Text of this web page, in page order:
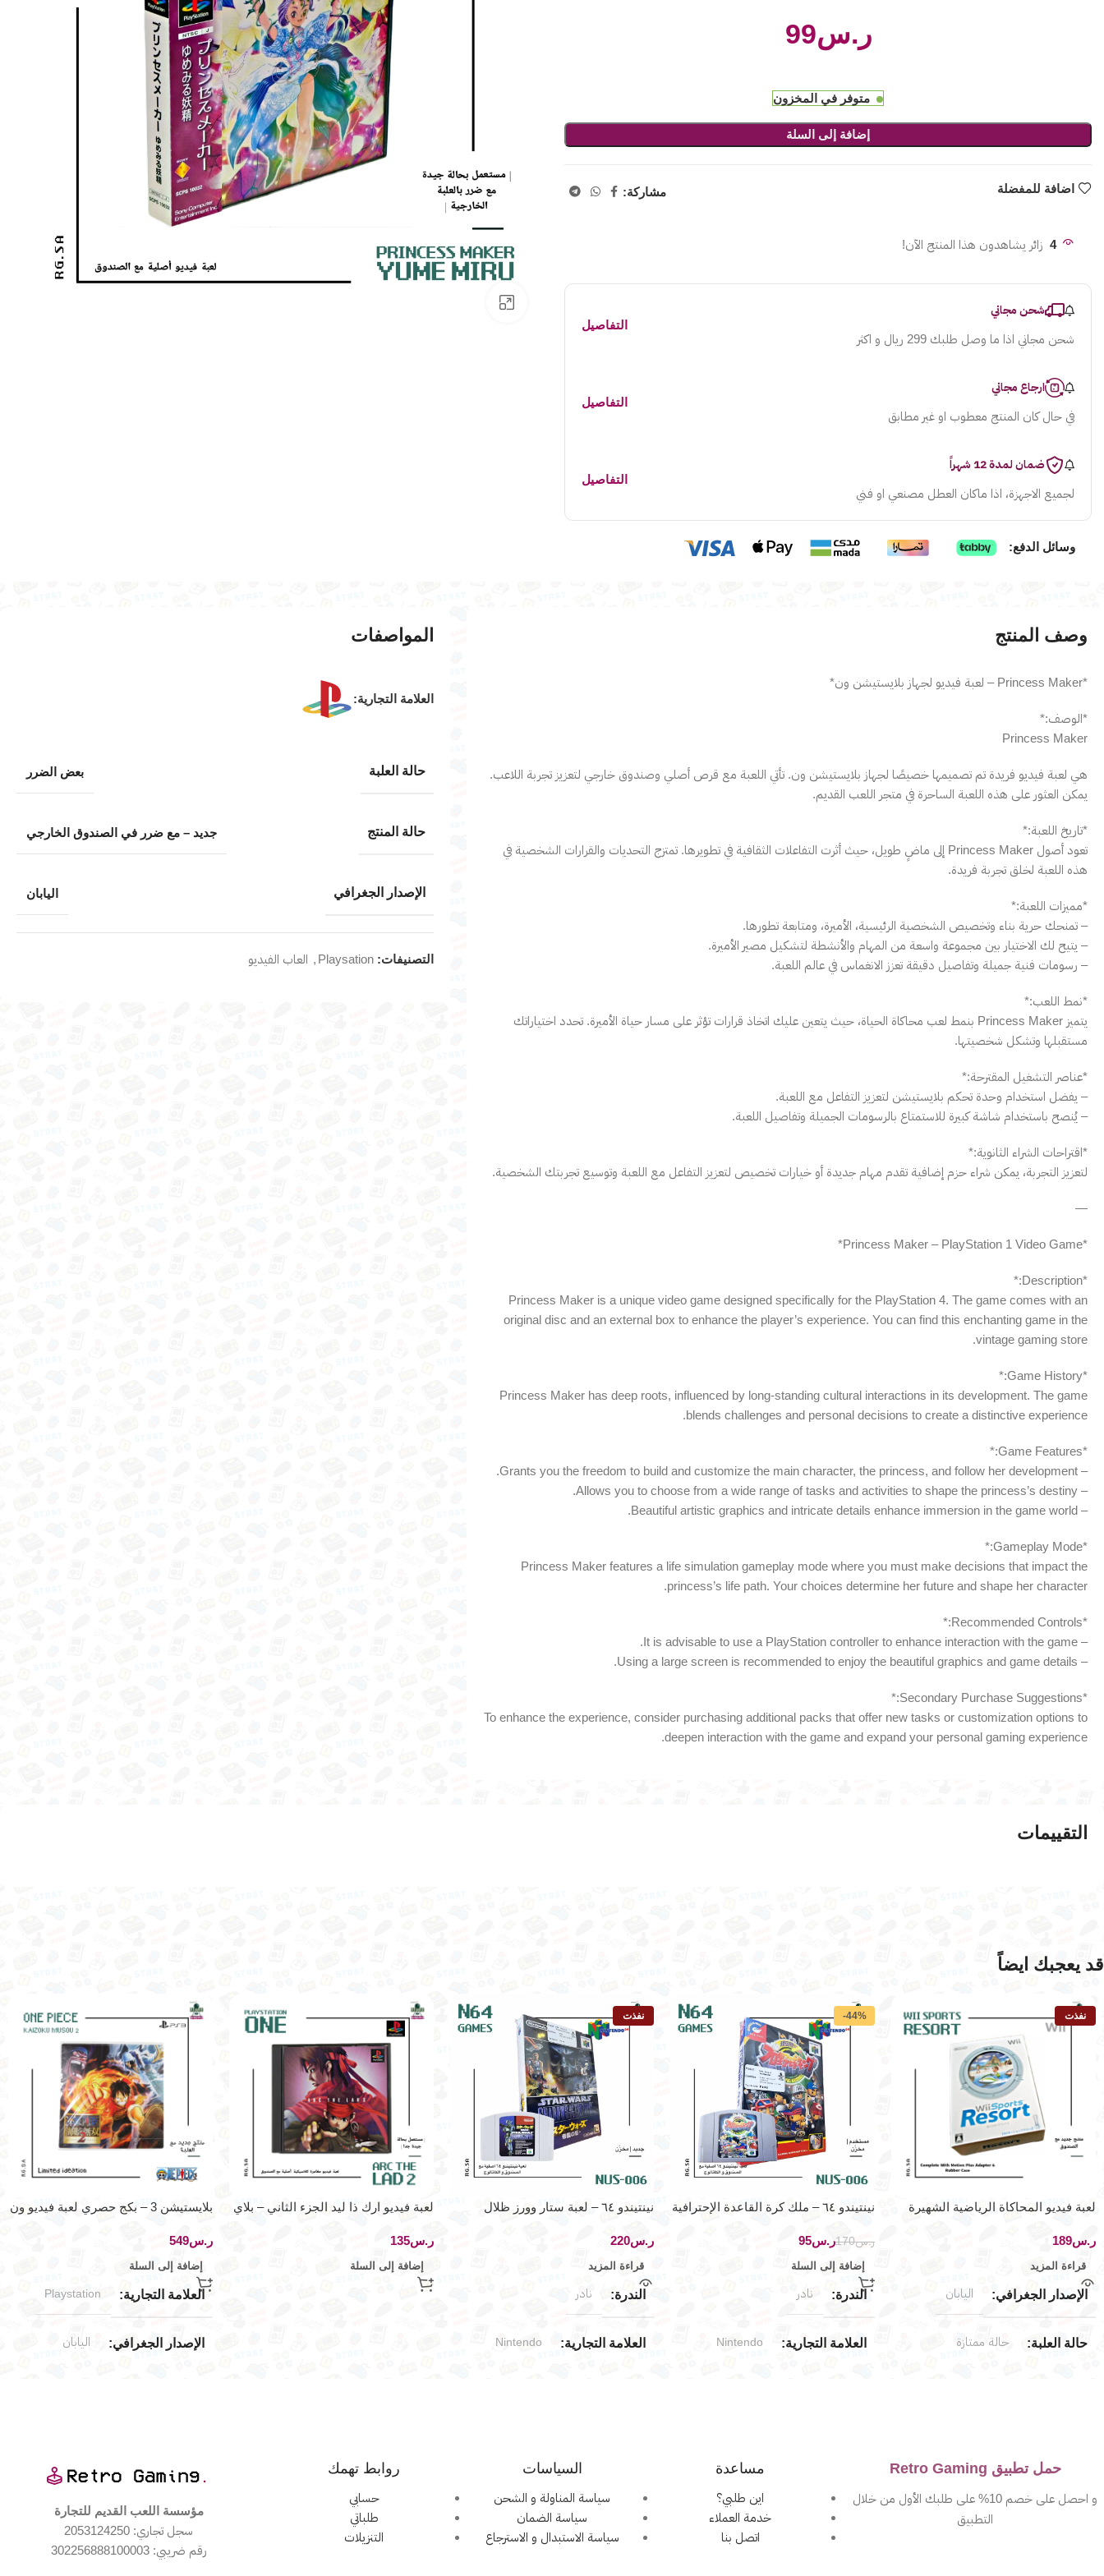
ر.س
متوفر في المخزون
إضافة إلى السلة
مشاركة: اضافة للمفضلة
4 زائر يشاهدون هذا المنتج الآن!
شحن مجاني
شحن مجاني اذا ما وصل طلبك 299 ريال و اكثر
التفاصيل
ارجاع مجاني
في حال كان المنتج معطوب او غير مطابق
التفاصيل
ضمان لمدة 12 شهراً
لجميع الاجهزة، اذا ماكان العطل مصنعي او فني
التفاصيل
وسائل الدفع:
وصف المنتج
*Princess Maker – لعبة فيديو لجهاز بلايستيشن ون*
*الوصف:*
Princess Maker
هي لعبة فيديو فريدة تم تصميمها خصيصًا لجهاز بلايستيشن ون. تأتي اللعبة مع قرص أصلي وصندوق خارجي لتعزيز تجربة اللاعب.
يمكن العثور على هذه اللعبة الساحرة في متجر اللعب القديم.
*تاريخ اللعبة:*
تعود أصول Princess Maker إلى ماضٍ طويل، حيث أثرت التفاعلات الثقافية في تطويرها. تمتزج التحديات والقرارات الشخصية في
هذه اللعبة لخلق تجربة فريدة.
*مميزات اللعبة:*
– تمنحك حرية بناء وتخصيص الشخصية الرئيسية، الأميرة، ومتابعة تطورها.
– يتيح لك الاختيار بين مجموعة واسعة من المهام والأنشطة لتشكيل مصير الأميرة.
– رسومات فنية جميلة وتفاصيل دقيقة تعزز الانغماس في عالم اللعبة.
*نمط اللعب:*
يتميز Princess Maker بنمط لعب محاكاة الحياة، حيث يتعين عليك اتخاذ قرارات تؤثر على مسار حياة الأميرة. تحدد اختياراتك
مستقبلها وتشكل شخصيتها.
*عناصر التشغيل المقترحة:*
– يفضل استخدام وحدة تحكم بلايستيشن لتعزيز التفاعل مع اللعبة.
– يُنصح باستخدام شاشة كبيرة للاستمتاع بالرسومات الجميلة وتفاصيل اللعبة.
*اقتراحات الشراء الثانوية:*
لتعزيز التجربة، يمكن شراء حزم إضافية تقدم مهام جديدة أو خيارات تخصيص لتعزيز التفاعل مع اللعبة وتوسيع تجربتك الشخصية.
—
*Princess Maker – PlayStation 1 Video Game*
*Description:*
Princess Maker is a unique video game designed specifically for the PlayStation 4. The game comes with an
original disc and an external box to enhance the player’s experience. You can find this enchanting game in the
vintage gaming store.
*Game History:*
Princess Maker has deep roots, influenced by long-standing cultural interactions in its development. The game
blends challenges and personal decisions to create a distinctive experience.
*Game Features:*
– Grants you the freedom to build and customize the main character, the princess, and follow her development.
– Allows you to choose from a wide range of tasks and activities to shape the princess’s destiny.
– Beautiful artistic graphics and intricate details enhance immersion in the game world.
*Gameplay Mode:*
Princess Maker features a life simulation gameplay mode where you must make decisions that impact the
princess’s life path. Your choices determine her future and shape her character.
*Recommended Controls:*
– It is advisable to use a PlayStation controller to enhance interaction with the game.
– Using a large screen is recommended to enjoy the beautiful graphics and game details.
*Secondary Purchase Suggestions:*
To enhance the experience, consider purchasing additional packs that offer new tasks or customization options to
deepen interaction with the game and expand your personal gaming experience.
المواصفات
العلامة التجارية:
حالة العلبة بعض الضرر
حالة المنتج جديد – مع ضرر في الصندوق الخارجي
الإصدار الجغرافي اليابان
التصنيفات: Playsation
, العاب الفيديو
التقييمات
قد يعجبك ايضاً
نفذت
لعبة فيديو المحاكاة الرياضية الشهيرة
ر.س
قراءة المزيد
الإصدار الجغرافي اليابان
حالة العلبة حالة ممتازة
-44%
نينتيندو ٦٤ – ملك كرة القاعدة الإحترافية
ر.س170ر.س95
إضافة إلى السلة
الندرة نادر
العلامة التجارية Nintendo
مستخدم بحالة جيدة جدا
نفذت
نينتيندو ٦٤ – لعبة ستار وورز ظلال
ر.س
قراءة المزيد
الندرة نادر
العلامة التجارية Nintendo
حالة العلبة جيدة جدا
لعبة فيديو ارك ذا ليد الجزء الثاني – بلاي
ر.س
إضافة إلى السلة
بلايستيشن 3 – بكج حصري لعبة فيديو ون
ر.س
إضافة إلى السلة
العلامة التجارية Playstation
الإصدار الجغرافي اليابان
الندرة نادر جداً
حالة المنتج جديد
مؤسسة اللعب القديم للتجارة
سجل تجاري: 2053124250
رقم ضريبي: 302256888100003
روابط تهمك
حسابي
طلباتي
التنزيلات
السياسات
سياسة المناولة و الشحن
سياسة الضمان
سياسة الاستبدال و الاسترجاع
مساعدة
اين طلبي؟
خدمة العملاء
اتصل بنا
حمل تطبيق Retro Gaming
و احصل على خصم 10% على طلبك الأول من خلال
التطبيق